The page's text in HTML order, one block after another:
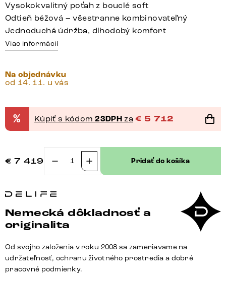
Vysokokvalitný poťah z bouclé soft
Odtieň béžová – všestranne kombinovateľný
Jednoduchá údržba, dlhodobý komfort
Viac informácií
Na objednávku
od 14. 11. u vás
% Kúpiť s kódom23DPH za € 5 712
€ 7 419
množstvo
v
U
Freestyle
360x290
cm
bouclé
Pridať do košíka
Nemecká dôkladnosť a
originalita
Od svojho založenia v roku 2008 sa zameriavame na
udržateľnosť, ochranu životného prostredia a dobré
pracovné podmienky.